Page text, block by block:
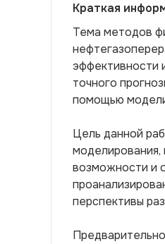
Краткая
Тема методов
эффективности
точного
помощью
Цель данной
возможности и
перспективы